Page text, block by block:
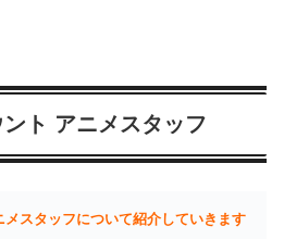
ト アニメスタッフ
メスタッフについて紹介していきます